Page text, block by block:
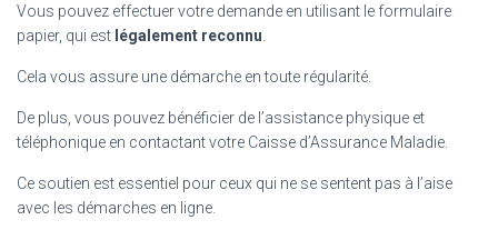
Vous pouvez effectuer votre demande en utilisant le formulaire
papier, qui est légalement reconnu
Cela vous assure une démarche en toute régularité.
De plus, vous pouvez bénéficier de l’assistance physique et
téléphonique en contactant votre Caisse d’Assurance Maladie.
Ce soutien est essentiel pour ceux qui ne se sentent pas à l’aise
avec les démarches en ligne.